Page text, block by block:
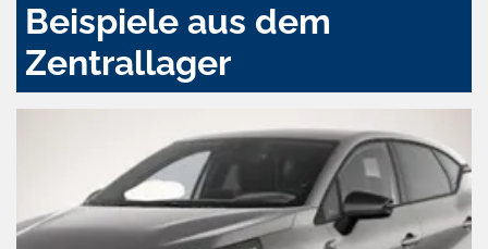
Beispiele aus dem
Zentrallager